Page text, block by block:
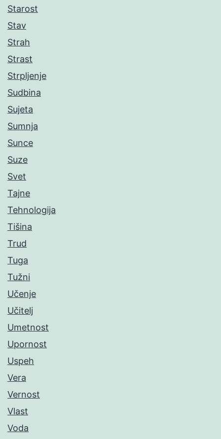
Starost
Stav
Strah
Strast
Strpljenje
Sudbina
Sujeta
Sumnja
Sunce
Suze
Svet
Tajne
Tehnologija
Tišina
Trud
Tuga
Tužni
Učenje
Učitelj
Umetnost
Upornost
Uspeh
Vera
Vernost
Vlast
Voda